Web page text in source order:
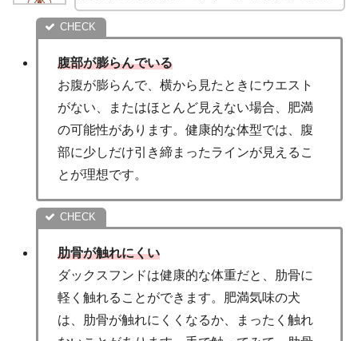
腹部が膨らんでいる
お腹が膨らんで、横から見たときにウエスト
がない、またはほとんど見えない場合、肥満
の可能性があります。健康的な体型では、腹
部に少しだけ引き締まったラインが見えるこ
とが理想です。
肋骨が触れにくい
ダックスフンドは健康的な体重だと、肋骨に
軽く触れることができます。肥満気味の犬
は、肋骨が触れにくくなるか、まったく触れ